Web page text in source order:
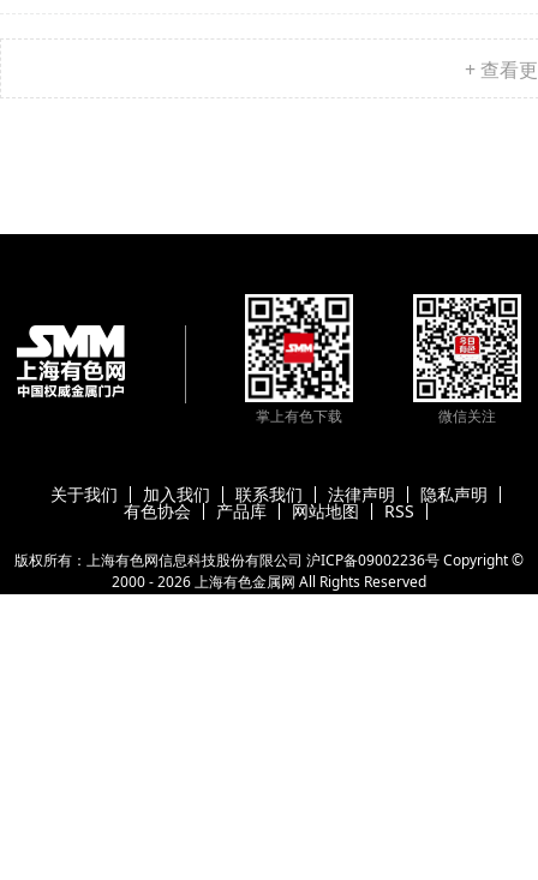
+ 查看
掌上有色下载 微信关注
关于我们 加入我们 联系我们 法律声明 隐私声明
有色协会 产品库 网站地图 RSS
版权所有：上海有色网信息科技股份有限公司 沪ICP备09002236号Copyright ©
2000 -2026上海有色金属网 All Rights Reserved